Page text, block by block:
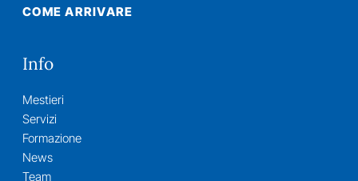
COME ARRIVARE
Info
Mestieri
Servizi
Formazione
News
Team